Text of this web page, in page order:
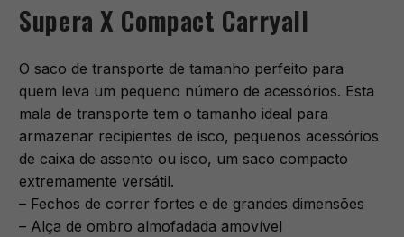
Supera X Compact Carryall
O saco de transporte de tamanho perfeito para
quem leva um pequeno número de acessórios. Esta
mala de transporte tem o tamanho ideal para
armazenar recipientes de isco, pequenos acessórios
de caixa de assento ou isco, um saco compacto
extremamente versátil.
– Fechos de correr fortes e de grandes dimensões
– Alça de ombro almofadada amovível